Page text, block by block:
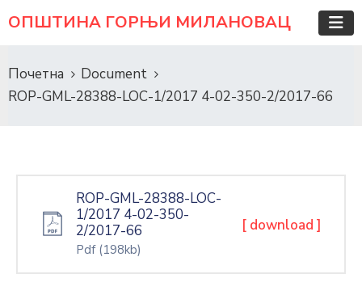
ОПШТИНА ГОРЊИ МИЛАНОВАЦ
Почетна
Document
ROP-GML-28388-LOC-1/2017 4-02-350-2/2017-66
ROP-GML-28388-LOC-
1/2017 4-02-350-
2/2017-66
Pdf (198kb)
[ download ]